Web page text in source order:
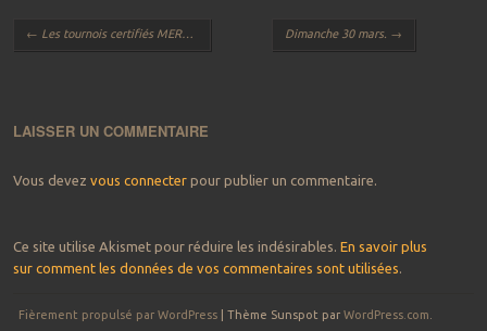
Navigation des articles
← Les tournois certifiés MERS par l’EMA Dimanche 30 mars. →
LAISSER UN COMMENTAIRE
Vous devez vous connecterpour publier un commentaire.
Ce site utilise Akismet pour réduire les indésirables. En savoir plus
sur comment les données de vos commentaires sont utilisées
Fièrement propulsé par WordPress |Thème Sunspot parWordPress.com